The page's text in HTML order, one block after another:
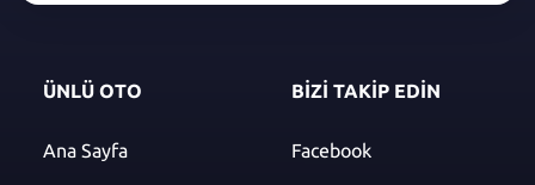
ÜNLÜ OTO
Ana Sayfa
BİZİ TAKİP EDİN
Facebook